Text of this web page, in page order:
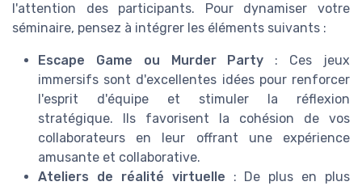
l'attention des participants. Pour dynamiser votre
séminaire, pensez à intégrer les éléments suivants :
Escape Game ou Murder Party : Ces jeux
immersifs sont d'excellentes idées pour renforcer
l'esprit d'équipe et stimuler la réflexion
stratégique. Ils favorisent la cohésion de vos
collaborateurs en leur offrant une expérience
amusante et collaborative.
Ateliers de réalité virtuelle : De plus en plus